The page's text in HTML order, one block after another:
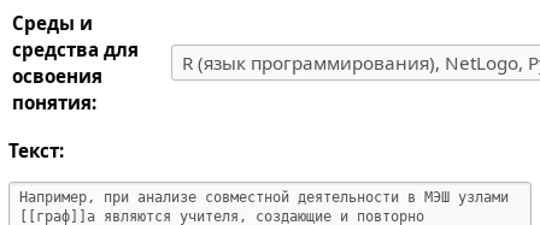
Среды и
средства для
освоения
понятия:
Текст: